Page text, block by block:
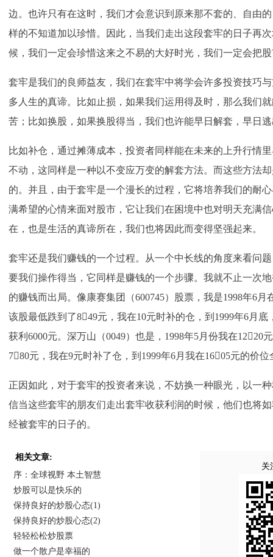
边。也许只有在这时，我们才会意识到原来那不套的、自由
样的不知道加以珍惜。因此，当我们走出这段套牢的日子再
候，我们一定会珍惜这来之不易的大好时光，我们一定会把
套牢是我们的良师益友，我们在套牢中将学会许多投资技巧
多人生的真谛。比如止损，如果我们运用得及时，那么我们
苦；比如换股，如果换股得当，我们也许能早日解套，早日
比如补仓，通过摊薄成本，投资者同样能在未来的上升行情
不动，这同样是一种以不变应万变的解套方法。而这些方法
的。并且，由于套牢是一个漫长的过程，它将培养我们的耐
满希望的心情来面对股市，它让我们在困境中也对明天充满
在，也是生活的真谛所在，我们也将因此而变得坚强起来。
套牢还是我们赚钱的一个过程。从一个中长线的角度来看问
要我们操作得当，它同样是赚钱的一个步骤。我就不止一次
的赚钱而出局。像康赛集团（600745）股票，我是1998年6
该股最低跌到了849元，我在10元时补的仓，到1999年6月
获利6000元。深万山（0049）也是，1998年5月份我在1220
780元，我在9元时补了仓，到1999年6月我在1605元的价
正因如此，对于套牢的投资者来说，不妨换一种眼光，以一
信当这些套牢的朋友们走出套牢收获利润的时候，他们也将
经被套牢的日子的。
相关文章:
序：全球视野 本土智慧
炒股可以是快乐的
保持良好的炒股心态(1)
保持良好的炒股心态(2)
轻轻松松炒股票
做一个散户是幸福的
关